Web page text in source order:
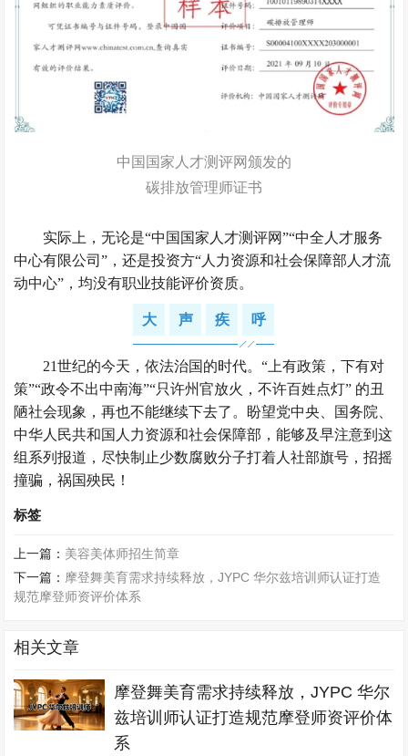
中国国家人才测评网颁发的
碳排放管理师证书
实际上，无论是“中国国家人才测评网”“中全人才服务
中心有限公司”，还是投资方“人力资源和社会保障部人才流
动中心”，均没有职业技能评价资质。
大 声 疾 呼
21世纪的今天，依法治国的时代。“上有政策，下有对
策”“政令不出中南海”“只许州官放火，不许百姓点灯” 的丑
陋社会现象，再也不能继续下去了。盼望党中央、国务院、
中华人民共和国人力资源和社会保障部，能够及早注意到这
组系列报道，尽快制止少数腐败分子打着人社部旗号，招摇
撞骗，祸国殃民！
标签
上一篇： 美容美体师招生简章
下一篇： 摩登舞美育需求持续释放，JYPC 华尔兹培训师认证打造
规范摩登师资评价体系
相关文章
摩登舞美育需求持续释放，JYPC 华尔
兹培训师认证打造规范摩登师资评价体
系